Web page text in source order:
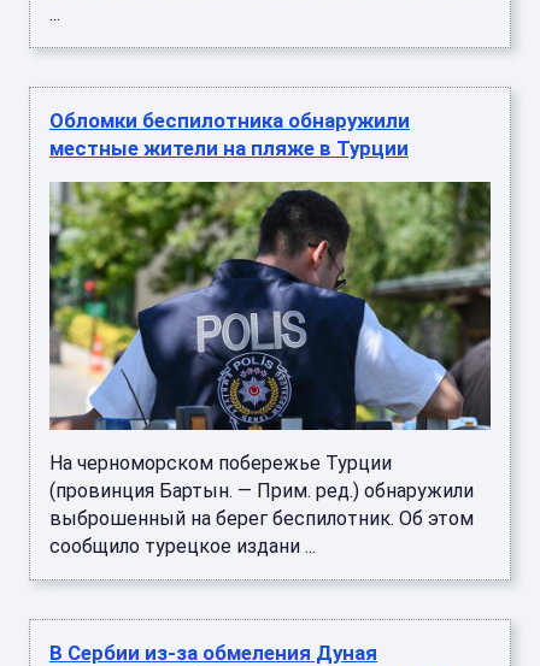
...
Обломки беспилотника обнаружили
местные жители на пляже в Турции
На черноморском побережье Турции
(провинция Бартын. — Прим. ред.) обнаружили
выброшенный на берег беспилотник. Об этом
сообщило турецкое издани ...
В Сербии из-за обмеления Дуная